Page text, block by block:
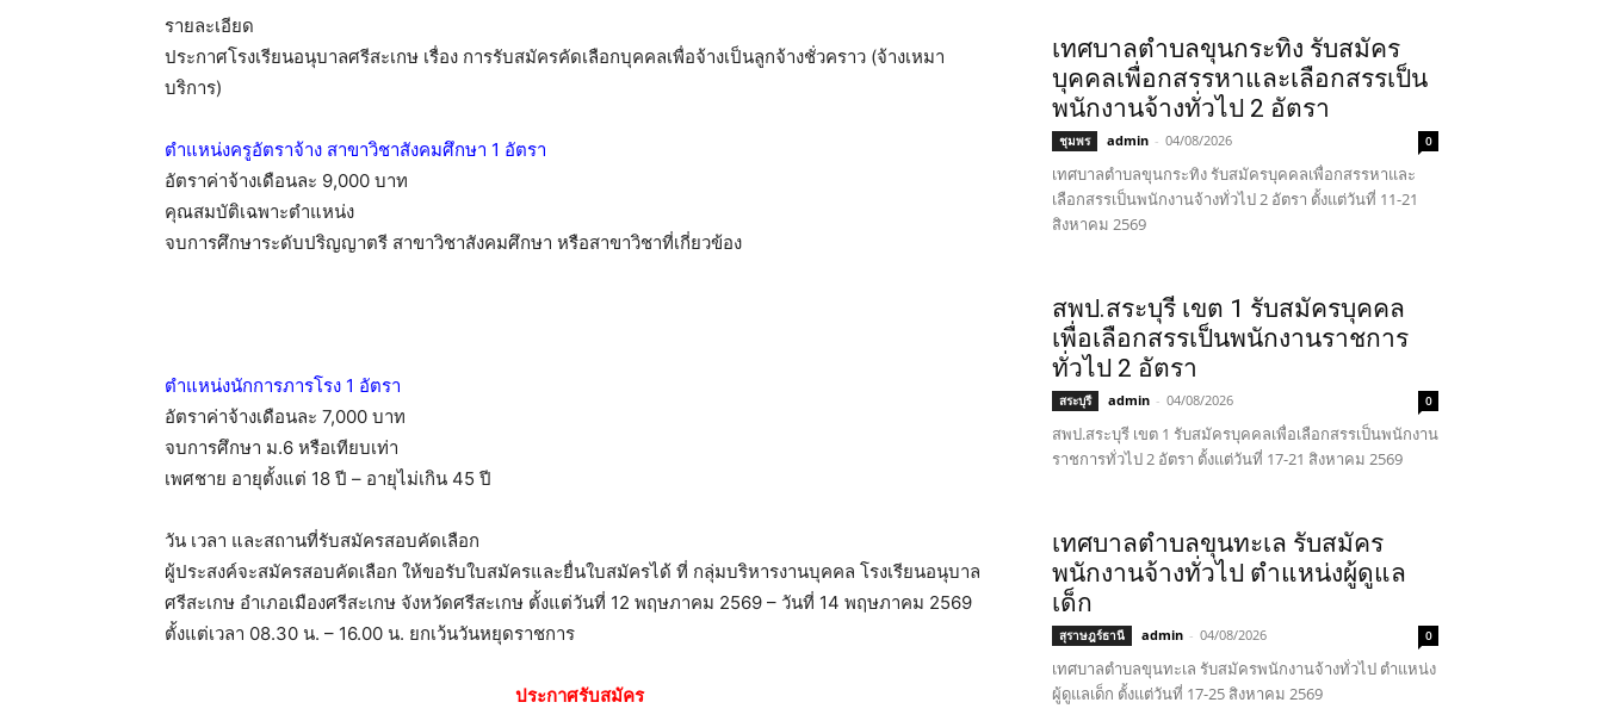
รายละเอียด
ประกาศโรงเรียนอนุบาลศรีสะเกษ เรื่อง การรับสมัครคัดเลือกบุคคลเพื่อจ้างเป็นลูกจ้างชั่วคราว (จ้างเหมา
บริการ)
ตำแหน่งครูอัตราจ้าง สาขาวิชาสังคมศึกษา 1 อัตรา
อัตราค่าจ้างเดือนละ 9,000 บาท
คุณสมบัติเฉพาะตำแหน่ง
จบการศึกษาระดับปริญญาตรี สาขาวิชาสังคมศึกษา หรือสาขาวิชาที่เกี่ยวข้อง
ตำแหน่งนักการภารโรง 1 อัตรา
อัตราค่าจ้างเดือนละ 7,000 บาท
จบการศึกษา ม.6 หรือเทียบเท่า
เพศชาย อายุตั้งแต่ 18 ปี – อายุไม่เกิน 45 ปี
วัน เวลา และสถานที่รับสมัครสอบคัดเลือก
ผู้ประสงค์จะสมัครสอบคัดเลือก ให้ขอรับใบสมัครและยื่นใบสมัครได้ ที่ กลุ่มบริหารงานบุคคล โรงเรียนอนุบาล
ศรีสะเกษ อำเภอเมืองศรีสะเกษ จังหวัดศรีสะเกษ ตั้งแต่วันที่ 12 พฤษภาคม 2569 – วันที่ 14 พฤษภาคม 2569
ตั้งแต่เวลา 08.30 น. – 16.00 น. ยกเว้นวันหยุดราชการ
ประกาศรับสมัคร
เทศบาลตำบลขุนกระทิง รับสมัคร
บุคคลเพื่อกสรรหาและเลือกสรรเป็น
พนักงานจ้างทั่วไป 2 อัตรา
ชุมพร admin - 04/08/2026 0
เทศบาลตำบลขุนกระทิง รับสมัครบุคคลเพื่อกสรรหาและ
เลือกสรรเป็นพนักงานจ้างทั่วไป 2 อัตรา ตั้งแต่วันที่ 11-21
สิงหาคม 2569
สพป.สระบุรี เขต 1 รับสมัครบุคคล
เพื่อเลือกสรรเป็นพนักงานราชการ
ทั่วไป 2 อัตรา
สระบุรี admin - 04/08/2026 0
สพป.สระบุรี เขต 1 รับสมัครบุคคลเพื่อเลือกสรรเป็นพนักงาน
ราชการทั่วไป 2 อัตรา ตั้งแต่วันที่ 17-21 สิงหาคม 2569
เทศบาลตำบลขุนทะเล รับสมัคร
พนักงานจ้างทั่วไป ตำแหน่งผู้ดูแล
เด็ก
สุราษฎร์ธานี admin - 04/08/2026 0
เทศบาลตำบลขุนทะเล รับสมัครพนักงานจ้างทั่วไป ตำแหน่ง
ผู้ดูแลเด็ก ตั้งแต่วันที่ 17-25 สิงหาคม 2569